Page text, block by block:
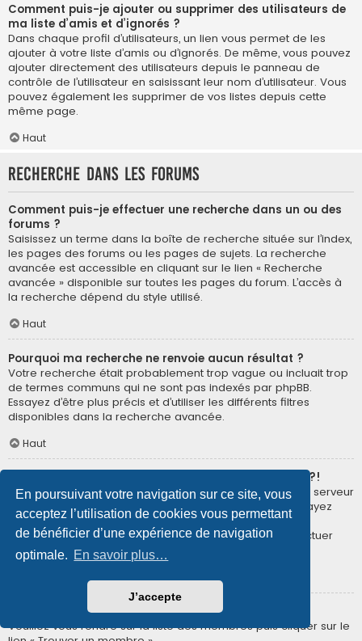
En poursuivant votre navigation sur ce site, vous
acceptez l’utilisation de cookies vous permettant
de bénéficier d’une expérience de navigation
optimale. En savoir plus…
J’accepte
Comment puis-je ajouter ou supprimer des utilisateurs de
ma liste d’amis et d’ignorés ?
Dans chaque profil d’utilisateurs, un lien vous permet de les
ajouter à votre liste d’amis ou d’ignorés. De même, vous pouvez
ajouter directement des utilisateurs depuis le panneau de
contrôle de l’utilisateur en saisissant leur nom d’utilisateur. Vous
pouvez également les supprimer de vos listes depuis cette
même page.
Haut
Recherche dans les forums
Comment puis-je effectuer une recherche dans un ou des
forums ?
Saisissez un terme dans la boîte de recherche située sur l’index,
les pages des forums ou les pages de sujets. La recherche
avancée est accessible en cliquant sur le lien « Recherche
avancée » disponible sur toutes les pages du forum. L’accès à
la recherche dépend du style utilisé.
Haut
Pourquoi ma recherche ne renvoie aucun résultat ?
Votre recherche était probablement trop vague ou incluait trop
de termes communs qui ne sont pas indexés par phpBB.
Essayez d’être plus précis et d’utiliser les différents filtres
disponibles dans la recherche avancée.
Haut
Pourquoi ma recherche renvoie à une page blanche ?!
Votre recherche a renvoyé trop de résultats pour que le serveur
puisse les afficher. Utilisez la recherche avancée et essayez
d’être plus précis dans les termes employés et dans la
sélection des forums dans lesquels vous souhaitez effectuer
une recherche.
Comment puis-je rechercher des membres ?
Veuillez vous rendre sur la liste des membres puis cliquer sur le